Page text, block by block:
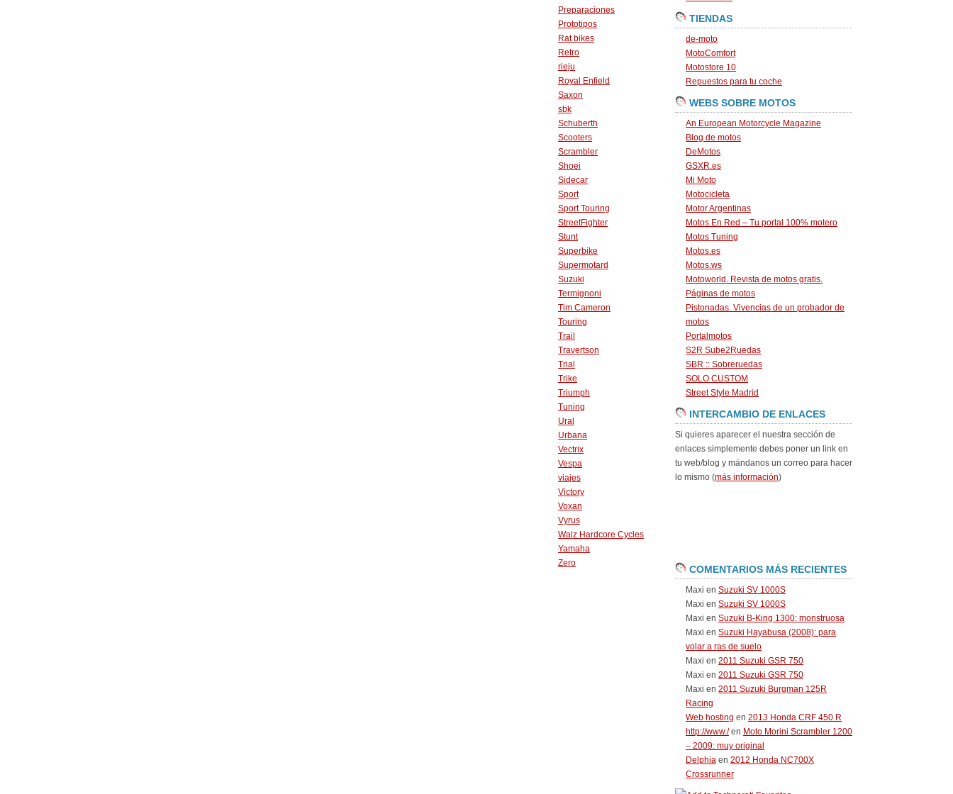
Preparaciones
Prototipos
Rat bikes
Retro
rieju
Royal Enfield
Saxon
sbk
Schuberth
Scooters
Scrambler
Shoei
Sidecar
Sport
Sport Touring
StreetFighter
Stunt
Superbike
Supermotard
Suzuki
Termignoni
Tim Cameron
Touring
Trail
Travertson
Trial
Trike
Triumph
Tuning
Ural
Urbana
Vectrix
Vespa
viajes
Victory
Voxan
Vyrus
Walz Hardcore Cycles
Yamaha
Zero
TIENDAS
de-moto
MotoComfort
Motostore 10
Repuestos para tu coche
WEBS SOBRE MOTOS
An European Motorcycle Magazine
Blog de motos
DeMotos
GSXR.es
Mi Moto
Motocicleta
Motor Argentinas
Motos En Red – Tu portal 100% motero
Motos Tuning
Motos.es
Motos.ws
Motoworld. Revista de motos gratis.
Páginas de motos
Pistonadas. Vivencias de un probador de
motos
Portalmotos
S2R Sube2Ruedas
SBR :: Sobreruedas
SOLO CUSTOM
Street Style Madrid
INTERCAMBIO DE ENLACES
Si quieres aparecer el nuestra sección de
enlaces simplemente debes poner un link en
tu web/blog y mándanos un correo para hacer
lo mismo (más información)
COMENTARIOS MÁS RECIENTES
Maxi en Suzuki SV 1000S
Maxi en Suzuki SV 1000S
Maxi en Suzuki B-King 1300: monstruosa
Maxi en Suzuki Hayabusa (2008): para
volar a ras de suelo
Maxi en 2011 Suzuki GSR 750
Maxi en 2011 Suzuki GSR 750
Maxi en 2011 Suzuki Burgman 125R
Racing
Web hosting en 2013 Honda CRF 450 R
http://www./en Moto Morini Scrambler 1200
– 2009: muy original
Delphia en 2012 Honda NC700X
Crossrunner